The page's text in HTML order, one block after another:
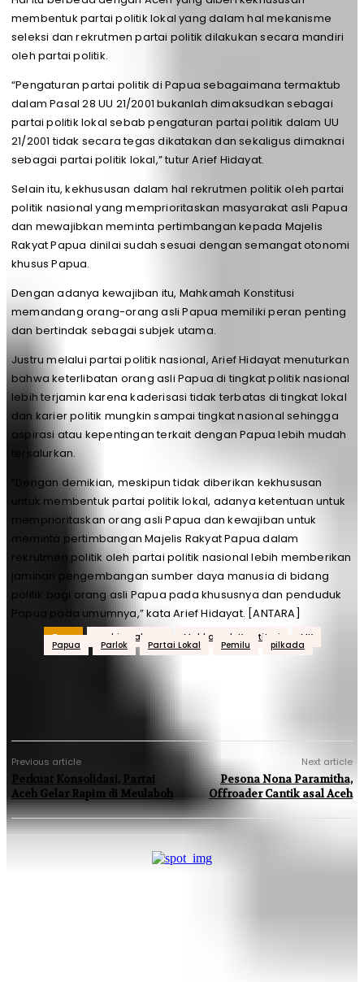
membentuk partai politik lokal yang dalam hal mekanisme
seleksi dan rekrutmen partai politik dilakukan secara mandiri
oleh partai politik.
“Pengaturan partai politik di Papua sebagaimana termaktub
dalam Pasal 28 UU 21/2001 bukanlah dimaksudkan sebagai
partai politik lokal sebab pengaturan partai politik dalam UU
21/2001 tidak secara tegas dikatakan dan sekaligus dimaknai
sebagai partai politik lokal,” tutur Arief Hidayat.
Selain itu, kekhususan dalam hal rekrutmen politik oleh partai
politik nasional yang memprioritaskan masyarakat asli Papua
dan mewajibkan meminta pertimbangan kepada Majelis
Rakyat Papua dinilai sudah sesuai dengan semangat otonomi
khusus Papua.
Dengan adanya kewajiban itu, Mahkamah Konstitusi
memandang orang-orang asli Papua memiliki peran penting
dan bertindak sebagai subjek utama.
Justru melalui partai politik nasional, Arief Hidayat menuturkan
bahwa keterlibatan orang asli Papua di tingkat politik nasional
lebih terjamin karena kaderisasi tidak terbatas di tingkat lokal
dan karier politik mungkin sampai tingkat nasional sehingga
aspirasi atau kepentingan terkait dengan Papua lebih mudah
tersalurkan.
“Dengan demikian, meskipun tidak diberikan kekhususan
untuk membentuk partai politik lokal, adanya ketentuan untuk
memprioritaskan orang asli Papua dan kewajiban untuk
meminta pertimbangan Majelis Rakyat Papua dalam
rekrutmen politik oleh partai politik nasional lebih memberikan
jaminan pengembangan sumber daya manusia di bidang
politik bagi orang asli Papua pada khususnya dan penduduk
Papua pada umumnya,” kata Arief Hidayat. [ANTARA]
Tags acehjurnal.com Mahkamah Konstitusi MK
Papua Parlok Partai Lokal Pemilu pilkada
Previous article
Perkuat Konsolidasi, Partai
Aceh Gelar Rapim di Meulaboh
Next article
Pesona Nona Paramitha,
Offroader Cantik asal Aceh